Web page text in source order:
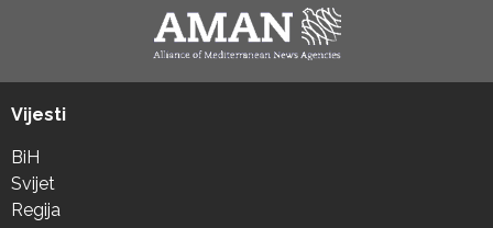
Vijesti
BiH
Svijet
Regija